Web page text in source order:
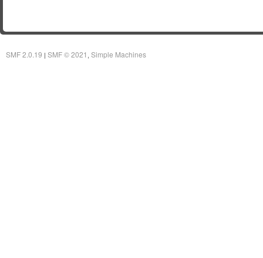
SMF 2.0.19 | SMF © 2021 Simple Machines